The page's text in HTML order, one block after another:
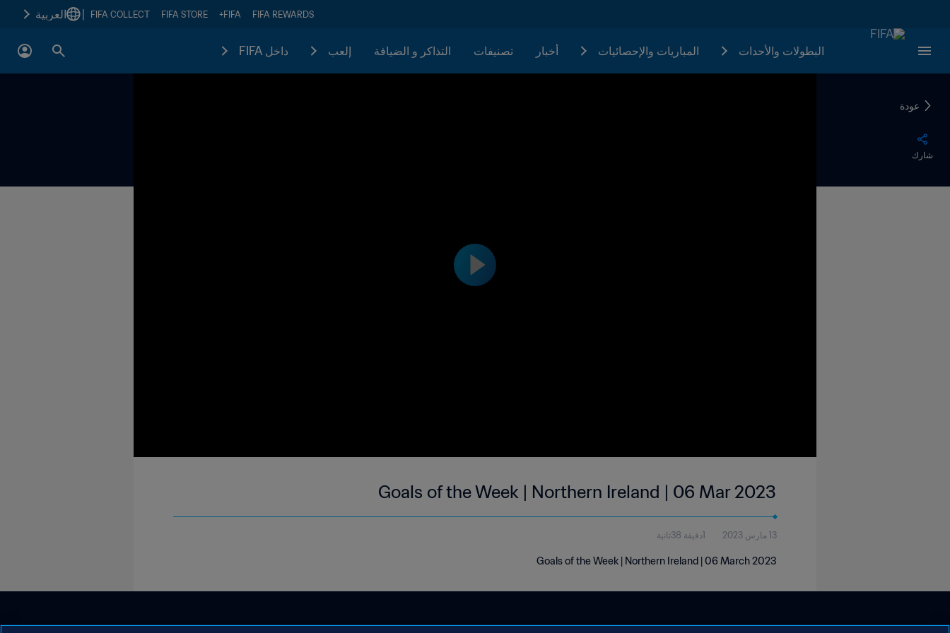
FIFA REWARDS
FIFA+
FIFA STORE
FIFA COLLECT العربية
البطولات والأحدات المباريات والإحصائيات أخبار تصنيفات التذاكر و الضيافة إلعب داخل FIFA
عودة
شارك
Goals of the Week | Northern Ireland | 06 Mar 2023
13 مارس 2023 1دقيقة 38ثانية
Goals of the Week | Northern Ireland | 06 March 2023